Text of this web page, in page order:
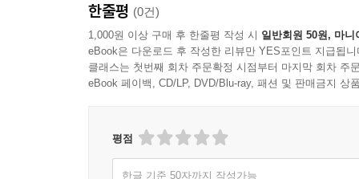
한줄평 (0건)
1,000원 이상 구매 후 한줄평 작성 시 일반회원 50원, 마니
eBook은 다운로드 후 작성한 리뷰만 YES포인트 지급됩니
클래스는 첫번째 회차 주문확정 시점부터 마지막 회차 주
eBook 페이백, CD/LP, DVD/Blu-ray, 패션 및 판매금지 상
평점
한글 기준 50자까지 작성가능